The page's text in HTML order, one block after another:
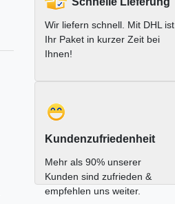
Wir liefern schnell. Mit DHL ist
Ihr Paket in kurzer Zeit bei
Ihnen!
Kundenzufriedenheit
Mehr als 90% unserer
Kunden sind zufrieden &
empfehlen uns weiter.